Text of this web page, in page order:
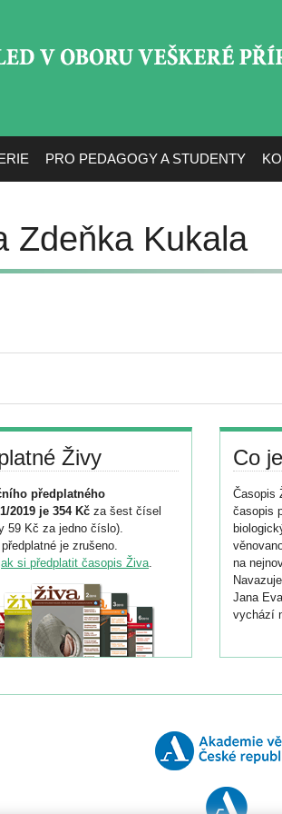
PRO PEDAGOGY A STUDENTY
Zdeňka Kukala
Živy
předplatného
2019 je 354 Kč za šest čísel
59 Kč za jedno číslo).
je zrušeno.
si předplatit časopis Živa.
Co
Časopis
časopis
na
Jana
vychází